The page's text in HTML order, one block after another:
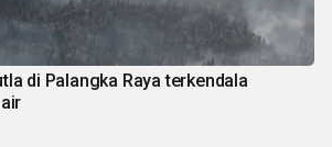
di Palangka Raya terkendala